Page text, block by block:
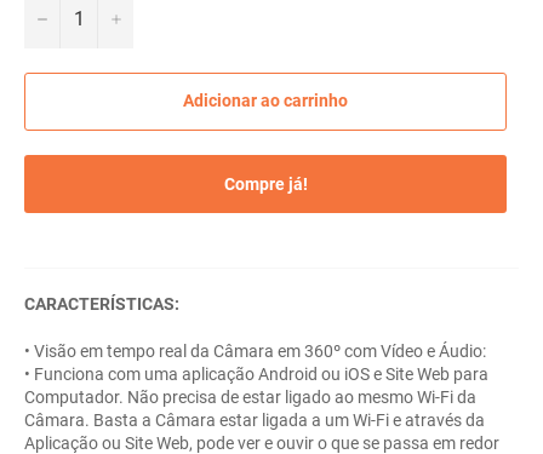
− +
Adicionar ao carrinho
Compre já!
CARACTERÍSTICAS:
• Visão em tempo real da Câmara em 360º com Vídeo e Áudio:
• Funciona com uma aplicação Android ou iOS e Site Web para
Computador. Não precisa de estar ligado ao mesmo Wi-Fi da
Câmara. Basta a Câmara estar ligada a um Wi-Fi e através da
Aplicação ou Site Web, pode ver e ouvir o que se passa em redor